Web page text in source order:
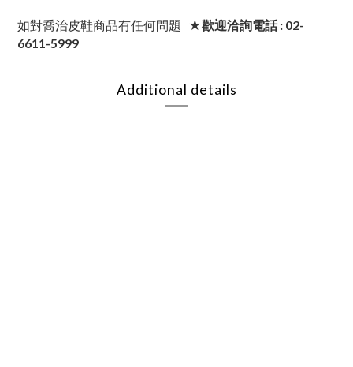
如對喬治皮鞋商品有任何問題
★歡迎洽詢電話 : 02-
6611-5999
Additional details